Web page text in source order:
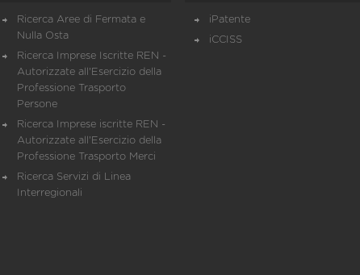
Ricerca Aree di Fermata e
Nulla Osta
Ricerca Imprese Iscritte REN -
Autorizzate all'Esercizio della
Professione Trasporto
Persone
Ricerca Imprese iscritte REN -
Autorizzate all'Esercizio della
Professione Trasporto Merci
Ricerca Servizi di Linea
Interregionali
iPatente
iCCISS